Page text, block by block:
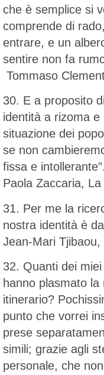
che è semplice si
comprende di
entrare, e un
sentire non fa
Tommaso
30. E a proposito
identità a rizoma
situazione dei
se non
fissa e
Paola Zaccaria,
31. Per me la
nostra identità è
Jean-Mari
32. Quanti dei
hanno plasmato
itinerario?
punto che vorrei
prese
simili; grazie agli
personale, che